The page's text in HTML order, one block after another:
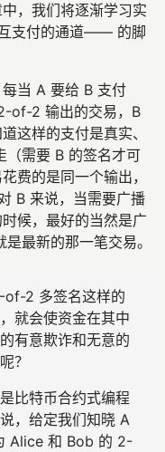
，我们将逐渐学习实
支付的通道—— 的脚
当 A 要给 B 支付
of-2 输出的交易，B
这样的支付是真实、
（需要 B 的签名才可
费的是同一个输出，
B 来说，当需要广播
候，最好的当然是广
最新的那一笔交易。
of-2 多签名这样的
就会使资金在其中
有意欺诈和无意的
？
比特币合约式编程
，给定我们知晓 A
Alice 和 Bob 的 2-